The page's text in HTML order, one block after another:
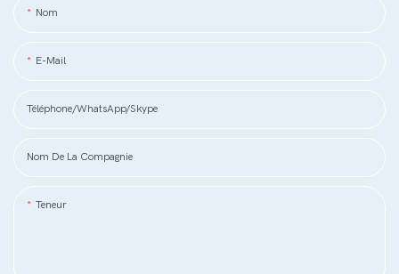
Nom
E-Mail
Téléphone/WhatsApp/Skype
Nom De La Compagnie
Teneur